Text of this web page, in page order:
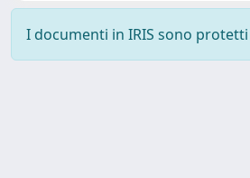
I documenti in IRIS sono